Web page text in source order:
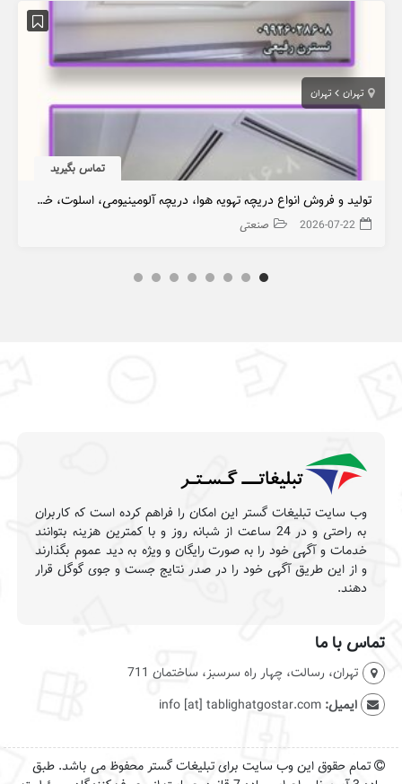
تهران تهران
تماس بگیرید
تولید و فروش انواع دریچه تهویه هوا، دریچه آلومینیومی، اسلوت، خطی و سقفی
2026-07-22 صنعتی
وب سایت تبلیغات گستر این امکان را فراهم کرده است که کاربران
به راحتی و در 24 ساعت از شبانه روز و با کمترین هزینه بتوانند
خدمات و آگهی خود را به صورت رایگان و ویژه به دید عموم بگذارند
و از این طریق آگهی خود را در صدر نتایج جست و جوی گوگل قرار
دهند.
تماس با ما
تهران، رسالت، چهار راه سرسبز، ساختمان 711
ایمیل:info [at] tablighatgostar.com
تمام حقوق این وب سایت برای تبلیغات گستر محفوظ می باشد. طبق